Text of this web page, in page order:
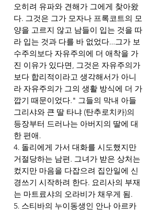
오히려 유파와 견해가 그에게 찾아왔
다. 그것은 그가 모자나 프록코트의 모
양을 고르지 않고 남들이 입는 것을 따
라 입는 것과 다를 바 없었다...그가 보
수주의보다 자유주의에 더 애착을 가
진 이유가 있다면, 그것은 자유주의가
보다 합리적이라고 생각해서가 아니
라 자유주의가 그의 생활 방식에 더 가
깝기 때문이었다." 그들의 막내 아들
그리샤와 큰 딸 타냐 (탄추로치카)의
등장부터 드러나는 아버지의 딸에 대
한 편애.
4. 돌리에게 가서 대화를 시도했지만
거절당하는 남편. 그녀가 받은 상처는
컸지만 마음을 다잡으려 집안일에 신
경쓰기 시작하려 한다. 요리사의 부재
는 마트료샤의 오라비가 채우게 됨.
5. 스티바의 누이동생인 안나 아르카